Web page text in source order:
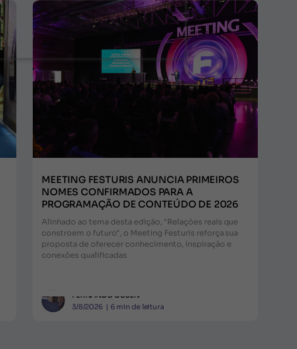
MEETING FESTURIS ANUNCIA PRIMEIROS
NOMES CONFIRMADOS PARA A
PROGRAMAÇÃO DE CONTEÚDO DE 2026
Alinhado ao tema desta edição, "Relações reais que
constroem o futuro", o Meeting Festuris reforça sua
proposta de oferecer conhecimento, inspiração e
conexões qualificadas
FERNANDO GUSEN
3/8/2026 | 6 min de leitura